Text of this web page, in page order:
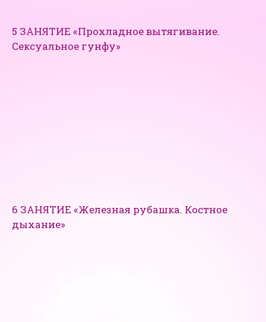
5 ЗАНЯТИЕ «Прохладное вытягивание.
Сексуальное гунфу»
6 ЗАНЯТИЕ «Железная рубашка. Костное
дыхание»